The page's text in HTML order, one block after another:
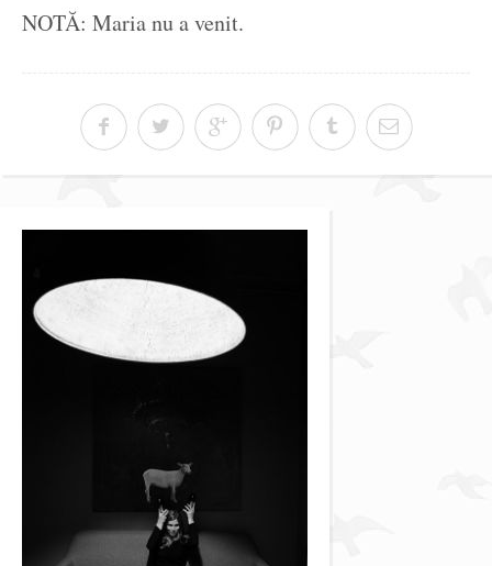
NOTĂ: Maria nu a venit.